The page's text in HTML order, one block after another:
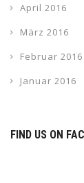
April 2016
März 2016
Februar 2016
Januar 2016
FIND US ON